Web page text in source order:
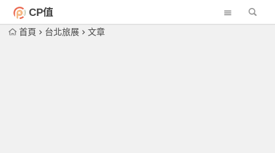
CP值
首頁 台北旅展 文章